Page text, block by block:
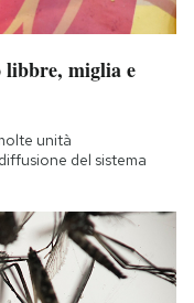
libbre, miglia e
unità
del sistema